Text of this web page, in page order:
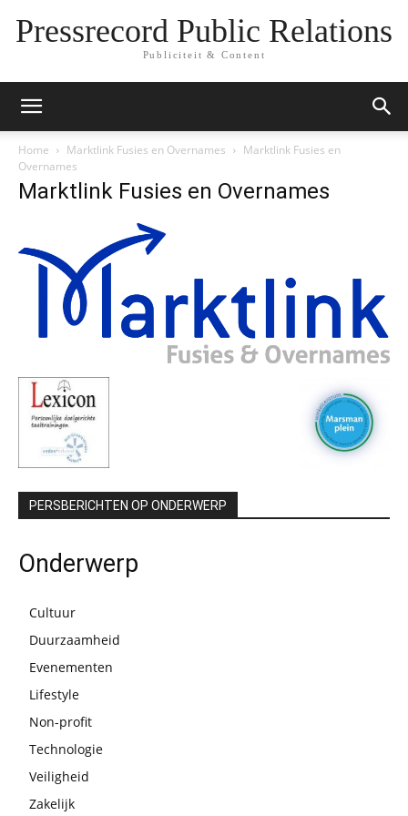
Pressrecord Public Relations
Publiciteit & Content
Home Marktlink Fusies en Overnames
Marktlink Fusies en
Overnames
Marktlink Fusies en Overnames
PERSBERICHTEN OP ONDERWERP
Onderwerp
Cultuur
Duurzaamheid
Evenementen
Lifestyle
Non-profit
Technologie
Veiligheid
Zakelijk